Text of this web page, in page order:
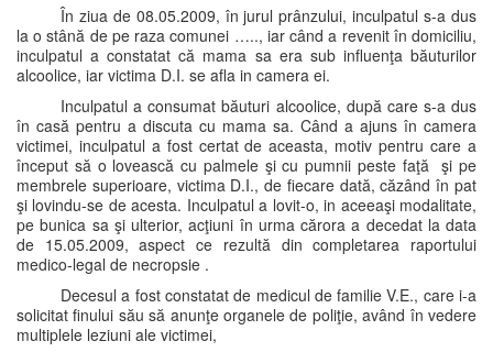
În ziua de 08.05.2009, în jurul prânzului, inculpatul s-a dus
la o stână de pe raza comunei ….., iar când a revenit în domiciliu,
inculpatul a constatat că mama sa era sub influenţa băuturilor
alcoolice, iar victima D.I. se afla in camera ei.
Inculpatul a consumat băuturi alcoolice, după care s-a dus
în casă pentru a discuta cu mama sa. Când a ajuns în camera
victimei, inculpatul a fost certat de aceasta, motiv pentru care a
început să o lovească cu palmele şi cu pumnii peste faţă şi pe
membrele superioare, victima D.I., de fiecare dată, căzând în pat
şi lovindu-se de acesta. Inculpatul a lovit-o, in aceeaşi modalitate,
pe bunica sa şi ulterior, acţiuni în urma cărora a decedat la data
de 15.05.2009, aspect ce rezultă din completarea raportului
medico-legal de necropsie .
Decesul a fost constatat de medicul de familie V.E., care i-a
solicitat finului său să anunţe organele de poliţie, având în vedere
multiplele leziuni ale victimei,